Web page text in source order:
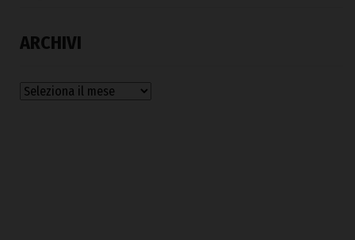
ARCHIVI
Archivi